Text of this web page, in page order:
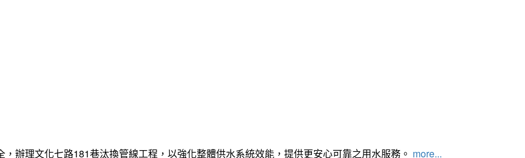
辦理文化七路181巷汰換管線工程，以強化整體供水系統效能，提供更安心可靠之用水服務。 more...